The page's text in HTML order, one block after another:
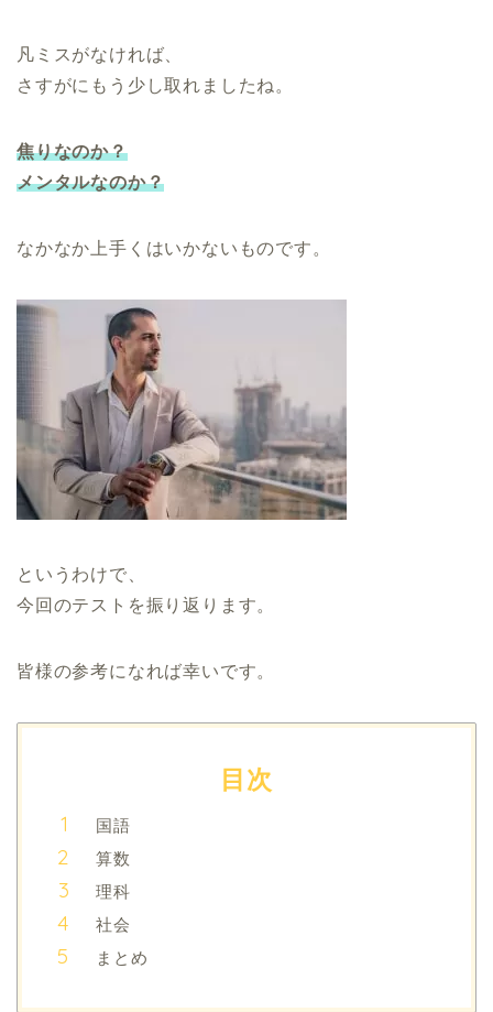
凡ミスがなければ、
さすがにもう少し取れましたね。
焦りなのか？
メンタルなのか？
なかなか上手くはいかないものです。
というわけで、
今回のテストを振り返ります。
皆様の参考になれば幸いです。
目次
国語
算数
理科
社会
まとめ